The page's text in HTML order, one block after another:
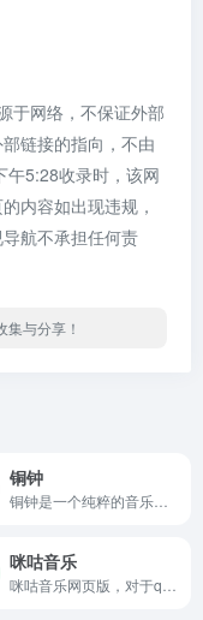
于网络，不保证外部
链接的指向，不由
午5:28收录时，该网
内容如出现违规，
航不承担任何责
与分享！
铜钟
咪咕音乐